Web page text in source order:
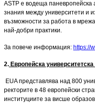
ASTP е водеща
знания между университети и
възможности за работа в
най-добри практики.
За повече информация: https://
2. Европейска
EUA представлява над 800
ректорите в 48 европейски
институциите за висше